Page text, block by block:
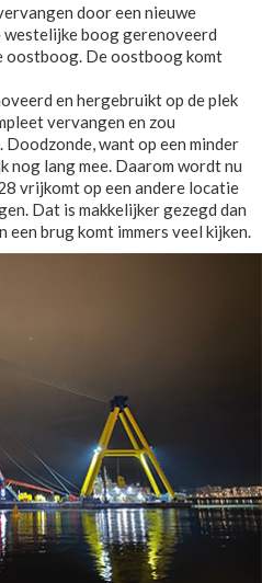
door een nieuwe
boog gerenoveerd
oostboog. De oostboog komt
en hergebruikt op de plek
vervangen en zou
want op een minder
nog lang mee. Daarom wordt nu
vrijkomt op een andere locatie
Dat is makkelijker gezegd dan
een brug komt immers veel kijken.